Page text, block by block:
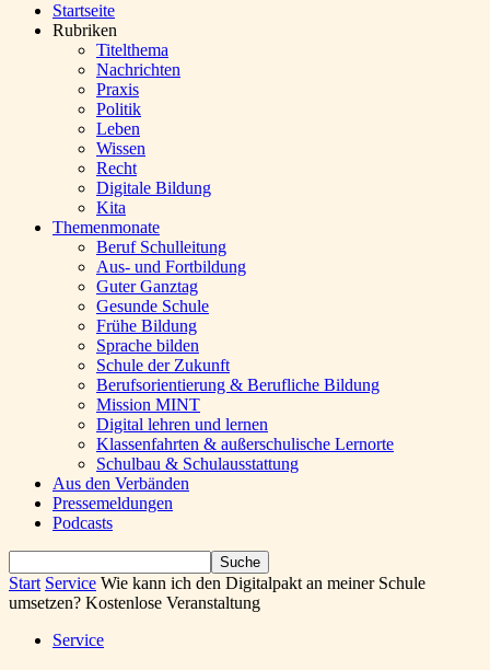
Startseite
Rubriken
Titelthema
Nachrichten
Praxis
Politik
Leben
Wissen
Recht
Digitale Bildung
Kita
Themenmonate
Beruf Schulleitung
Aus- und Fortbildung
Guter Ganztag
Gesunde Schule
Frühe Bildung
Sprache bilden
Schule der Zukunft
Berufsorientierung & Berufliche Bildung
Mission MINT
Digital lehren und lernen
Klassenfahrten & außerschulische Lernorte
Schulbau & Schulausstattung
Aus den Verbänden
Pressemeldungen
Podcasts
Start Service Wie kann ich den Digitalpakt an meiner Schule
umsetzen? Kostenlose Veranstaltung
Service